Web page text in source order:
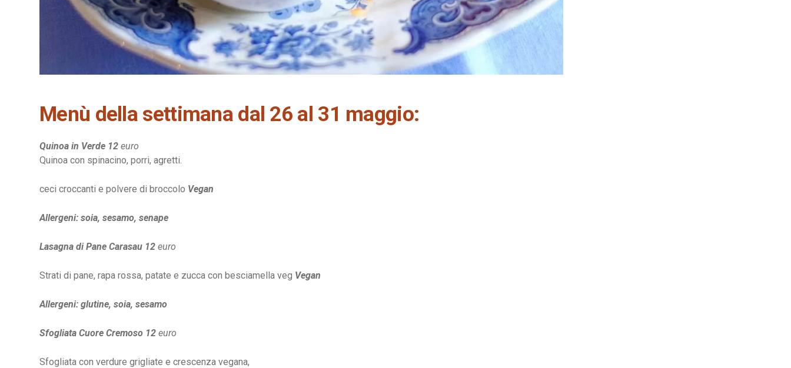
Menù della settimana dal 26 al 31 maggio:
Quinoa in Verde 12 euro
Quinoa con spinacino, porri, agretti.
ceci croccanti e polvere di broccolo Vegan
Allergeni: soia, sesamo, senape
Lasagna di Pane Carasau 12 euro
Strati di pane, rapa rossa, patate e zucca con besciamella veg Vegan
Allergeni: glutine, soia, sesamo
Sfogliata Cuore Cremoso 12 euro
Sfogliata con verdure grigliate e crescenza vegana,